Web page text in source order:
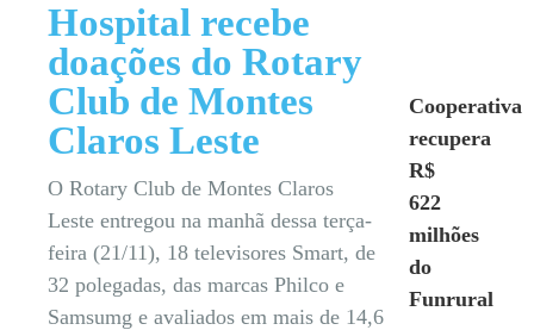
Hospital recebe
doações do Rotary
Club de Montes
Claros Leste
O Rotary Club de Montes Claros
Leste entregou na manhã dessa terça-
feira (21/11), 18 televisores Smart, de
32 polegadas, das marcas Philco e
Samsumg e avaliados em mais de 14,6
Cooperativa
recupera
R$
622
milhões
do
Funrural